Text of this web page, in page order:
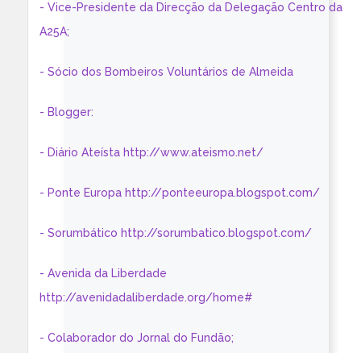
- Vice-Presidente da Direcção da Delegação Centro da
A25A;
- Sócio dos Bombeiros Voluntários de Almeida
- Blogger:
- Diário Ateísta http://www.ateismo.net/
- Ponte Europa http://ponteeuropa.blogspot.com/
- Sorumbático http://sorumbatico.blogspot.com/
- Avenida da Liberdade
http://avenidadaliberdade.org/home#
- Colaborador do Jornal do Fundão;